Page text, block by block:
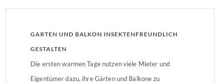
GARTEN UND BALKON INSEKTENFREUNDLICH
GESTALTEN
Die ersten warmen Tage nutzen viele Mieter und
Eigentümer dazu, ihre Gärten und Balkone zu